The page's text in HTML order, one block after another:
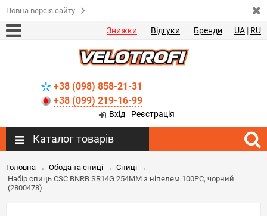
Повна версія сайту
Знижки Відгуки Бренди UA | RU
+38 (098) 858-21-31
+38 (099) 219-16-99
Вхід Реєстрація
Каталог товарів
Головна → Обода та спиці → Спиці →
Набір спиць CSC BNRB SR14G 254MM з ніпелем 100PC, чорний
(2800478)